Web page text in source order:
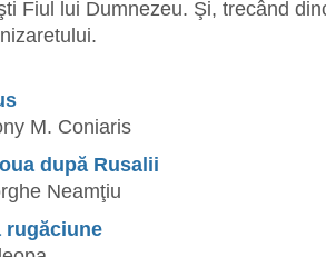
Fiul lui Dumnezeu. Şi, trecând
M. Coniaris
după Rusalii
Neamţiu
rugăciune